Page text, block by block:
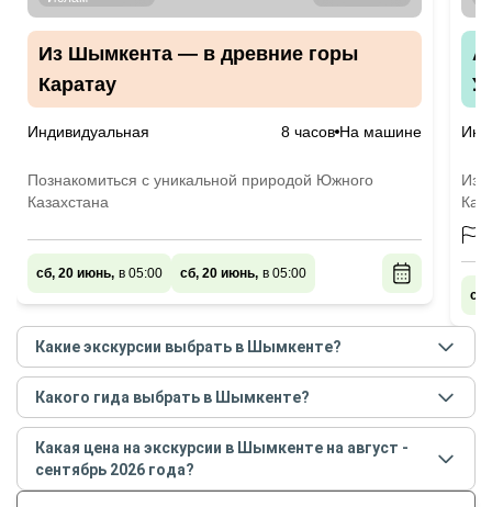
Из Шымкента — в древние горы
Каратау
Индивидуальная 8 часов На машине
Познакомиться с уникальной природой Южного
Казахстана
сб, 20 июнь, в 05:00 сб, 20 июнь, в 05:00
Из
сб,
Какие экскурсии выбрать в Шымкенте?
Самые популярные экскурсиив Шымкентев
августе - сентябре 2026года:
Из Шымкента — в древние горы Каратау
Акмечеть, каньон Аксу и Сайрам-Угамский парк:
джип-путешествие
Какого гида выбрать в Шымкенте?
Лучшие гидыв Шымкентепо рейтингу и отзывам в
августе 2026 года:
Ислам
Какая цена на экскурсии в Шымкенте на август -
сентябрь 2026 года?